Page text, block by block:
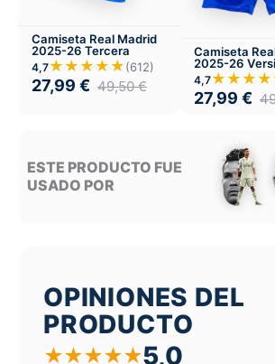
Camiseta Real Madrid
2025-26 Tercera
4,7★★★★★(612)
27,99 € 49,50€
Camiseta
2025-26
Infantil
4,7
27,99 €
ESTE PRODUCTO FUE
USADO POR
OPINIONES DEL
PRODUCTO
★★★★★5,0